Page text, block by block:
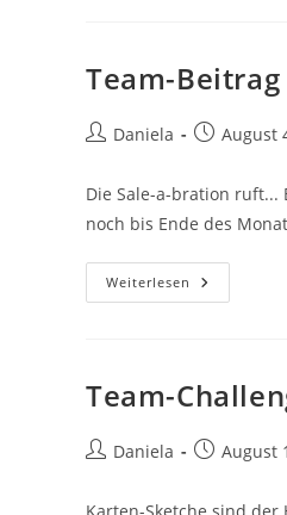
Team-Beitrag
Daniela August
Die Sale-a-bration ruft...
noch bis Ende des
Weiterlesen
Team-
Daniela August